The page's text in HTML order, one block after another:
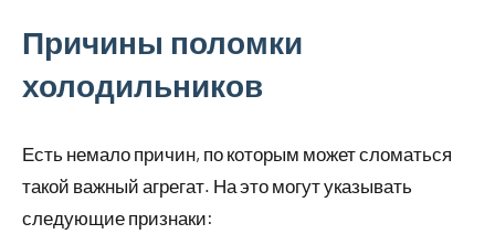
Причины поломки
холодильников
Есть немало причин, по которым может сломаться
такой важный агрегат. На это могут указывать
следующие признаки: